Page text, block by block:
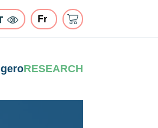
geroRESEARCH